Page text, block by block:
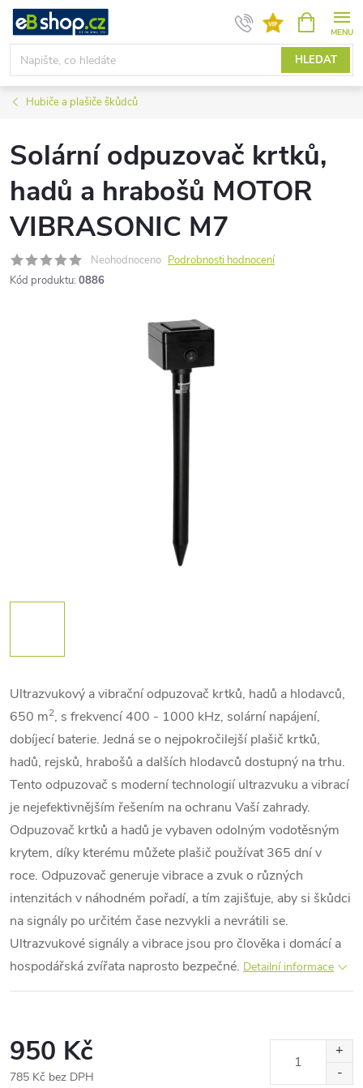
Přejít
obsah
HLEDAT
NÁKUPNÍ
KOŠÍK
Hubiče a plašiče škůdců
Solární odpuzovač krtků,
hadů a hrabošů MOTOR
VIBRASONIC M7
Neohodnoceno Podrobnosti hodnocení
Kód produktu: 0886
Ultrazvukový a vibrační odpuzovač krtků, hadů a hlodavců,
650 m2, s frekvencí 400 - 1000 kHz, solární napájení,
dobíjecí baterie. Jedná se o nejpokročilejší plašič krtků,
hadů, rejsků, hrabošů a dalších hlodavců dostupný na trhu.
Tento odpuzovač s moderní technologií ultrazvuku a vibrací
je nejefektivnějším řešením na ochranu Vaší zahrady.
Odpuzovač krtků a hadů je vybaven odolným vodotěsným
krytem, díky kterému můžete plašič používat 365 dní v
roce. Odpuzovač generuje vibrace a zvuk o různých
intenzitách v náhodném pořadí, a tím zajišťuje, aby si škůdci
na signály po určitém čase nezvykli a nevrátili se.
Ultrazvukové signály a vibrace jsou pro člověka i domácí a
hospodářská zvířata naprosto bezpečné. Detailní informace
950 Kč
785 Kč bez DPH